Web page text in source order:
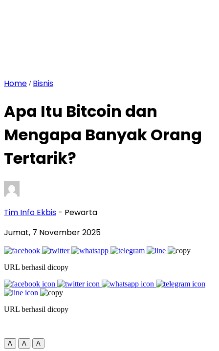
Home / Bisnis
Apa Itu Bitcoin dan
Mengapa Banyak Orang
Tertarik?
Tim Info Ekbis - Pewarta
Jumat, 7 November 2025
URL berhasil dicopy
URL berhasil dicopy
A A A